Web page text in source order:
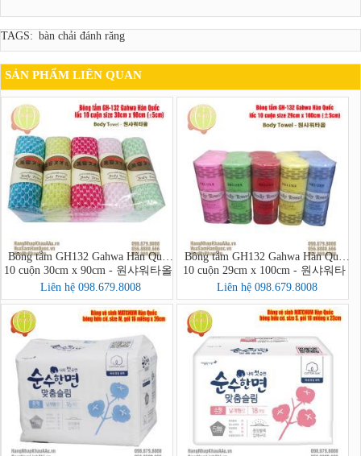
TAGS: bàn chải đánh răng
SẢN PHẨM LIÊN QUAN
Bông tắm GH132 Gahwa Hàn Quốc
10 cuộn 30cm x 90cm - 원샤워타올
Liên hệ 098.679.8008
Bông tắm GH132 Gahwa Hàn Quốc
10 cuộn 29cm x 100cm - 원샤워타
올
Liên hệ 098.679.8008